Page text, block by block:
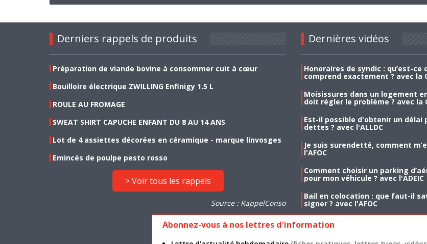
Derniers rappels de produits
Préparation de viande bovine à consommer cuit à cœur
Bouilloire électrique ZWILLING Enfinigy 1.5 L
ROULE AU FROMAGE
SWEAT SHIRT CAPUCHE ENFANT DU 8 AU 14 ANS
Lot de 4 assiettes décorées en céramique - marque linvosges
Emincés de poulpe pesto rosso
> Voir tous les rappels
Source : RappelConso
Dernières vidéos
Honoraires de syndic : qu’est-ce
comprend exactement ? avec la
Moisissures dans un logement
doit régler le problème ? avec la
Est-il possible d'obtenir un délai
dettes ? avec l'ALLDC
Je suis surendetté, comment
l'AFOC
Comment choisir un parking
pour mon véhicule ? avec l'ADEIC
Bail en colocation : que faut-il
signer ? avec l'AFOC
Abonnez-vous à nos lettres d'information